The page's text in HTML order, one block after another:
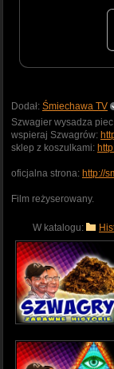
Dodał: Śmiechawa TV
Szwagier wysadza
wspieraj Szwagrów:
sklep z koszulkami:
oficjalna strona: http://
Film reżyserowany.
W katalogu: